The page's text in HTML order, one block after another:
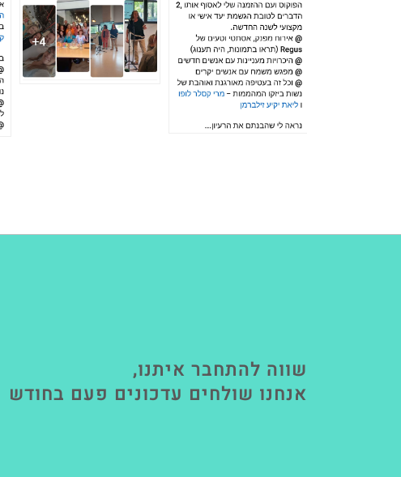
שווה להתחבר איתנו,
אנחנו שולחים עדכונים פעם בחודש